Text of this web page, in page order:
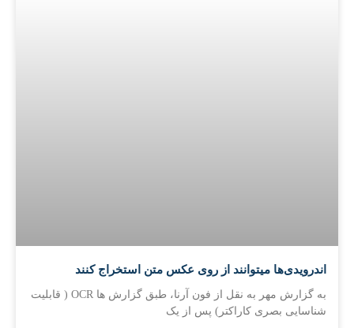
اندرویدی‌ها میتوانند از روی عکس متن استخراج کنند
به گزارش مهر به نقل از فون آرنا، طبق گزارش ها OCR ( قابلیت
شناسایی بصری کاراکتر) پس از یک